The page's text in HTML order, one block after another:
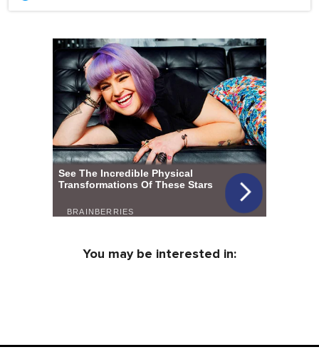
You may be interested in: